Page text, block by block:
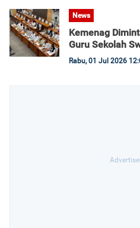
News
Kemenag
Guru Sekolah
Rabu, 01 Jul 2026